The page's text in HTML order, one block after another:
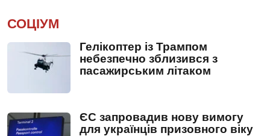
СОЦІУМ
Гелікоптер із Трампом
небезпечно зблизився з
пасажирським літаком
ЄС запровадив нову вимогу
для українців призовного віку